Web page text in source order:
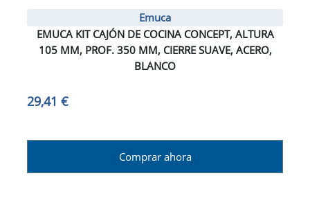
Emuca
EMUCA KIT CAJÓN DE COCINA CONCEPT, ALTURA
105 MM, PROF. 350 MM, CIERRE SUAVE, ACERO,
BLANCO
29,41 €
Comprar ahora